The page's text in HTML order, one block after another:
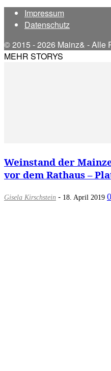
Impressum
Datenschutz
© 2015 - 2026 Mainz& - Alle
MEHR STORYS
Weinstand der
vor dem Rathaus –
Gisela Kirschstein - 18. April 2019 0